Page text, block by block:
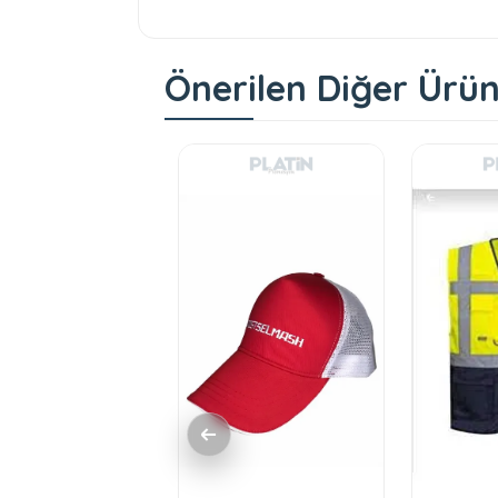
Önerilen Diğer